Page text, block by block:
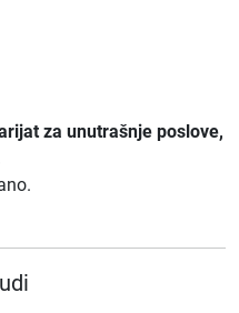
za unutrašnje poslove,